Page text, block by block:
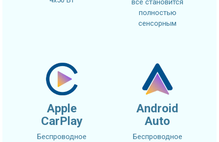
все становится
полностью
сенсорным
Apple
CarPlay
Беспроводное
Android
Auto
Беспроводное